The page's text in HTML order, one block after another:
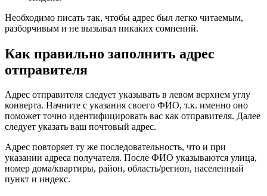
Необходимо писать так, чтобы адрес был легко читаемым,
разборчивым и не вызывал никаких сомнений.
Как правильно заполнить адрес
отправителя
Адрес отправителя следует указывать в левом верхнем углу
конверта. Начните с указания своего ФИО, т.к. именно оно
поможет точно идентифицировать вас как отправителя. Далее
следует указать ваш почтовый адрес.
Адрес повторяет ту же последовательность, что и при
указании адреса получателя. После ФИО указываются улица,
номер дома/квартиры, район, область/регион, населенный
пункт и индекс.